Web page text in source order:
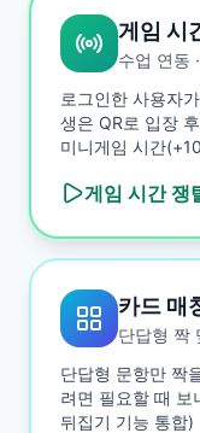
게임 시
수업 연동
로그인한 사용자
생은 QR로 입장
미니게임 시간
게임 시간 쟁
카드 매
단답형 짝
단답형 문항만 짝
려면 필요할 때 보
뒤집기 기능 통합)